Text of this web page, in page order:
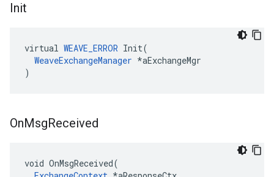
Init
virtual WEAVE_ERROR Init(
WeaveExchangeManager *aExchangeMgr
)
OnMsgReceived
void OnMsgReceived(